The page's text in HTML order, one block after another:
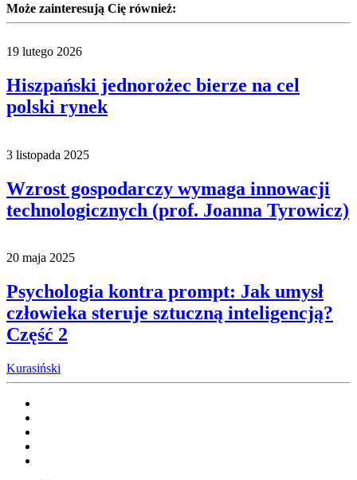
Może zainteresują Cię również:
19 lutego 2026
Hiszpański jednorożec bierze na cel
polski rynek
3 listopada 2025
Wzrost gospodarczy wymaga innowacji
technologicznych (prof. Joanna Tyrowicz)
20 maja 2025
Psychologia kontra prompt: Jak umysł
człowieka steruje sztuczną inteligencją?
Część 2
Kurasiński